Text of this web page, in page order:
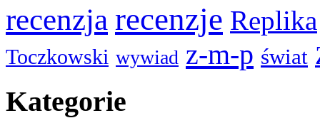
recenzja recenzje Replika
Toczkowski wywiad z-m-p świat
Kategorie